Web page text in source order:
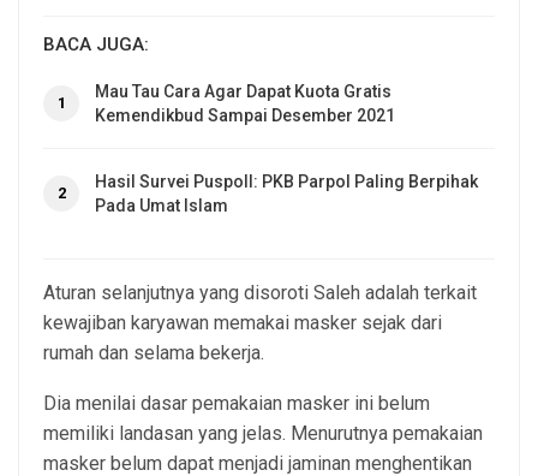
BACA JUGA:
1
Mau Tau Cara Agar Dapat Kuota Gratis
Kemendikbud Sampai Desember 2021
2
Hasil Survei Puspoll: PKB Parpol Paling Berpihak
Pada Umat Islam
Aturan selanjutnya yang disoroti Saleh adalah terkait
kewajiban karyawan memakai masker sejak dari
rumah dan selama bekerja.
Dia menilai dasar pemakaian masker ini belum
memiliki landasan yang jelas. Menurutnya pemakaian
masker belum dapat menjadi jaminan menghentikan